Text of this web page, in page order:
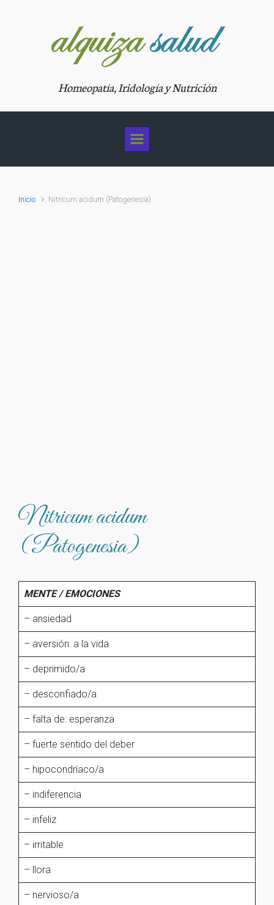
Homeopatía, Iridología y Nutrición
Inicio Nitricum acidum (Patogenesia)
Nitricum acidum
(Patogenesia)
MENTE / EMOCIONES
– ansiedad
– aversión: a la vida
– deprimido/a
– desconfiado/a
– falta de: esperanza
– fuerte sentido del deber
– hipocondríaco/a
– indiferencia
– infeliz
– irritable
– llora
– nervioso/a